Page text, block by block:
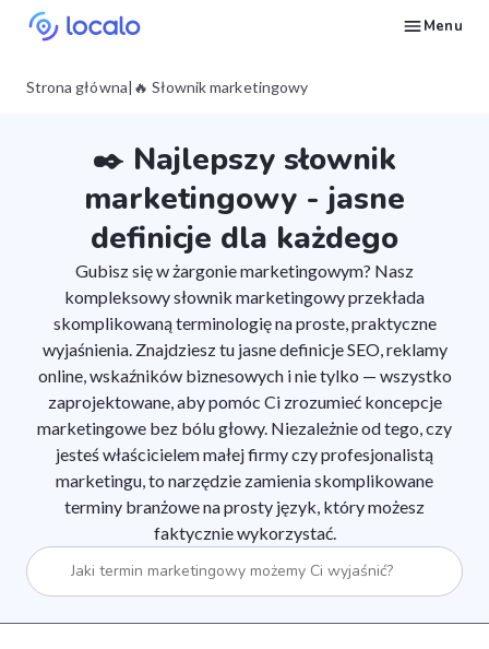
Menu
Strona główna| 🔥 Słownik marketingowy
✒️ Najlepszy słownik
marketingowy - jasne
definicje dla każdego
Gubisz się w żargonie marketingowym? Nasz
kompleksowy słownik marketingowy przekłada
skomplikowaną terminologię na proste, praktyczne
wyjaśnienia. Znajdziesz tu jasne definicje SEO, reklamy
online, wskaźników biznesowych i nie tylko — wszystko
zaprojektowane, aby pomóc Ci zrozumieć koncepcje
marketingowe bez bólu głowy. Niezależnie od tego, czy
jesteś właścicielem małej firmy czy profesjonalistą
marketingu, to narzędzie zamienia skomplikowane
terminy branżowe na prosty język, który możesz
faktycznie wykorzystać.